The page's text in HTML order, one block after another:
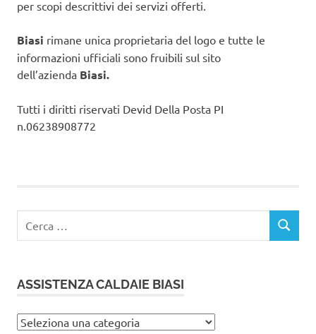
per scopi descrittivi dei servizi offerti.
Biasi rimane unica proprietaria del logo e tutte le
informazioni ufficiali sono fruibili sul sito
dell’azienda Biasi.
Tutti i diritti riservati Devid Della Posta PI
n.06238908772
per:
CERCA
ASSISTENZA CALDAIE BIASI
Assistenza